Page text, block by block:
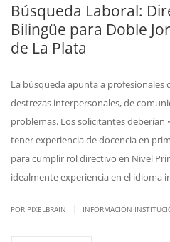
Búsqueda Laboral:
Bilingüe para Doble
de La Plata
La búsqueda apunta a profesionales
destrezas interpersonales, de
problemas. Los solicitantes deberían
tener experiencia de docencia en
para cumplir rol directivo en Nivel
idealmente experiencia en el idioma
POR PIXELBRAIN INFORMACIÓN